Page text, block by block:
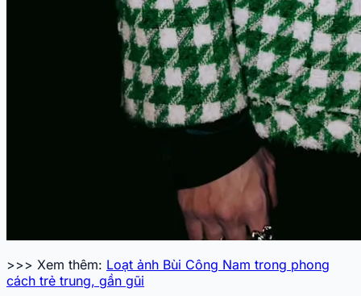
>>> Xem thêm: Loạt ảnh Bùi Công Nam trong phong
cách trẻ trung, gần gũi